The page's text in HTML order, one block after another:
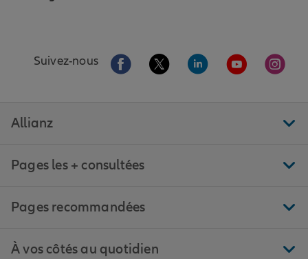
Suivez-nous Aller sur la page Facebook de Allianz
Aller sur la page Twitter de
Aller sur la page
Aller sur la
Aller
Allianz
Pages les + consultées
Pages recommandées
À vos côtés au quotidien